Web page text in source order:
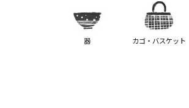
器 カゴ・バスケット